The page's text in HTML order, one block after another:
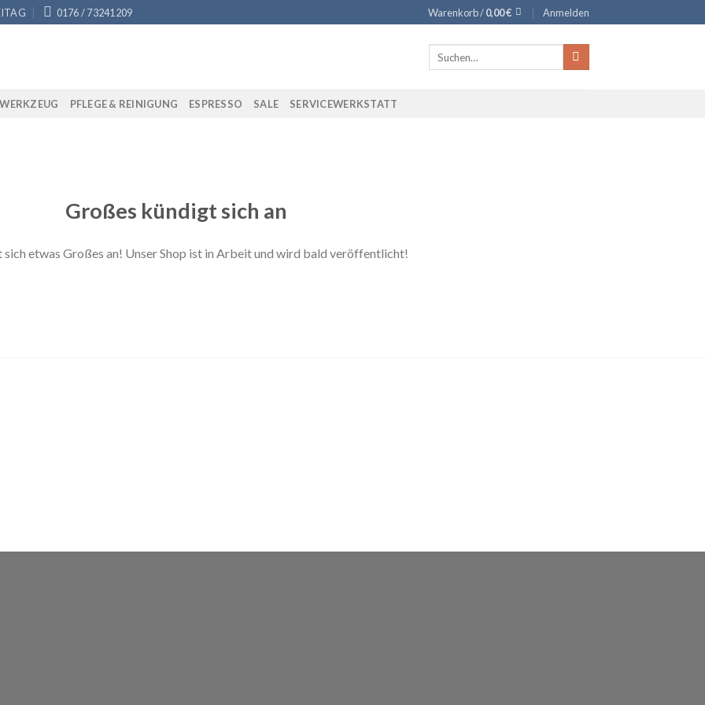
0176 / 73241209 Warenkorb /0,00€ Anmelden
PFLEGE & REINIGUNG ESPRESSO SALE SERVICEWERKSTATT
Großes kündigt sich an
sich etwas Großes an! Unser Shop ist in Arbeit und wird bald veröffentlicht!